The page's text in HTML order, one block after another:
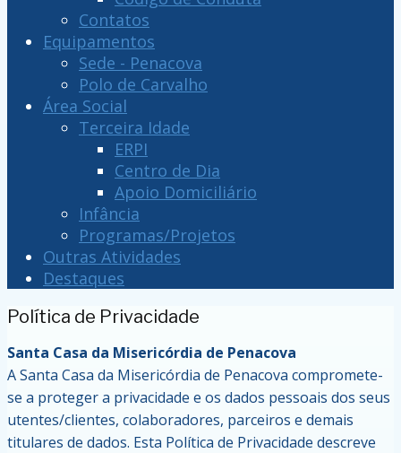
Contatos
Equipamentos
Sede - Penacova
Polo de Carvalho
Área Social
Terceira Idade
ERPI
Centro de Dia
Apoio Domiciliário
Infância
Programas/Projetos
Outras Atividades
Destaques
Política de Privacidade
Santa Casa da Misericórdia de Penacova
A Santa Casa da Misericórdia de Penacova compromete-
se a proteger a privacidade e os dados pessoais dos seus
utentes/clientes, colaboradores, parceiros e demais
titulares de dados. Esta Política de Privacidade descreve